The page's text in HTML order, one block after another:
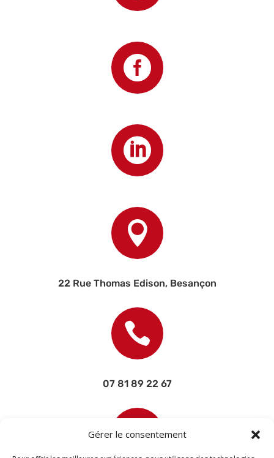
Gérer le consentement



22 Rue Thomas Edison, Besançon

07 81 89 22 67
